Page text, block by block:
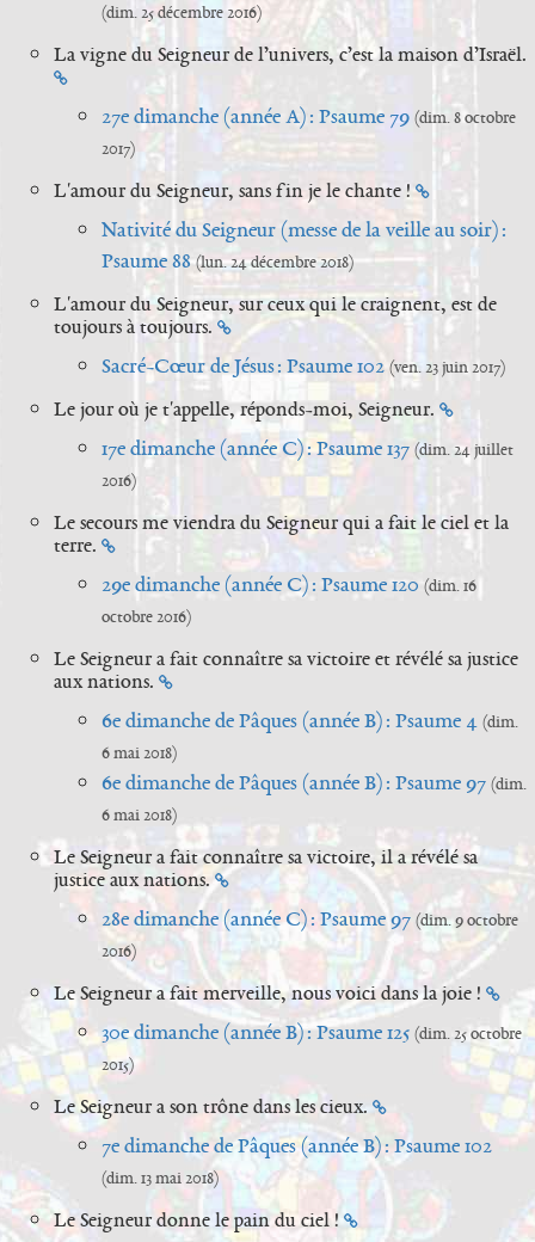
(dim. 25 décembre 2016)
La vigne du Seigneur de l’univers, c’est la maison d’Israël.
27e dimanche (année A) : Psaume 79 (dim. 8 octobre
2017)
L'amour du Seigneur, sans fin je le chante !
Nativité du Seigneur (messe de la veille au soir) :
Psaume 88 (lun. 24 décembre 2018)
L'amour du Seigneur, sur ceux qui le craignent, est de
toujours à toujours.
Sacré-Cœur de Jésus : Psaume 102 (ven. 23 juin 2017)
Le jour où je t'appelle, réponds-moi, Seigneur.
17e dimanche (année C) : Psaume 137 (dim. 24 juillet
2016)
Le secours me viendra du Seigneur qui a fait le ciel et la
terre.
29e dimanche (année C) : Psaume 120 (dim. 16
octobre 2016)
Le Seigneur a fait connaître sa victoire et révélé sa justice
aux nations.
6e dimanche de Pâques (année B) : Psaume 4 (dim.
6 mai 2018)
6e dimanche de Pâques (année B) : Psaume 97 (dim.
6 mai 2018)
Le Seigneur a fait connaître sa victoire, il a révélé sa
justice aux nations.
28e dimanche (année C) : Psaume 97 (dim. 9 octobre
2016)
Le Seigneur a fait merveille, nous voici dans la joie !
30e dimanche (année B) : Psaume 125 (dim. 25 octobre
2015)
Le Seigneur a son trône dans les cieux.
7e dimanche de Pâques (année B) : Psaume 102
(dim. 13 mai 2018)
Le Seigneur donne le pain du ciel !